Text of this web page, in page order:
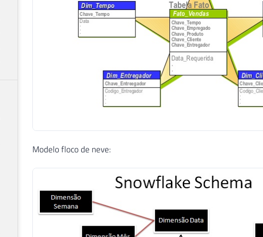
Modelo floco de neve: